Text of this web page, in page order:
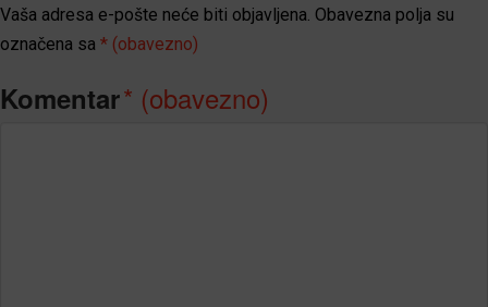
Vaša adresa e-pošte neće biti objavljena. Obavezna polja su
označena sa * (obavezno)
Komentar* (obavezno)